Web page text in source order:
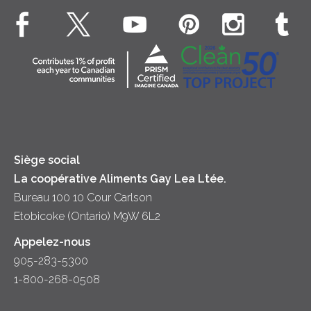
Soupes
Fromage cottage
Crème sure
Bien-être des animaux
Principes coopératifs
Contactez-nous
Location
Siège social
La coopérative Aliments Gay Lea Ltée.
Bureau 100 10 Cour Carlson
Etobicoke (Ontario) M9W 6L2
Appelez-nous
905-283-5300
1-800-268-0508